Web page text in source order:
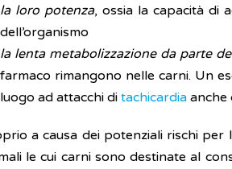
la loro potenza, ossia la capacità di
dell’organismo
la lenta metabolizzazione da parte
farmaco rimangono nelle carni. Un
luogo ad attacchi di tachicardia anche
a causa dei potenziali rischi per
le cui carni sono destinate al